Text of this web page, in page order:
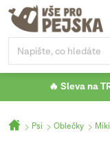
Přejít
obsah
🔥 Sleva na
Domů
Psi Oblečky